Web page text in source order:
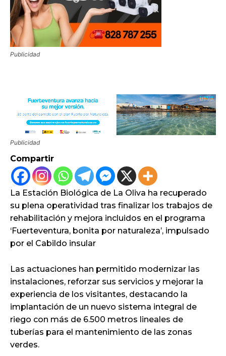
Publicidad
Publicidad
Compartir
La Estación Biológica de La Oliva ha recuperado
su plena operatividad tras finalizar los trabajos de
rehabilitación y mejora incluidos en el programa
‘Fuerteventura, bonita por naturaleza’, impulsado
por el Cabildo insular
Las actuaciones han permitido modernizar las
instalaciones, reforzar sus servicios y mejorar la
experiencia de los visitantes, destacando la
implantación de un nuevo sistema integral de
riego con más de 6.500 metros lineales de
tuberías para el mantenimiento de las zonas
verdes.